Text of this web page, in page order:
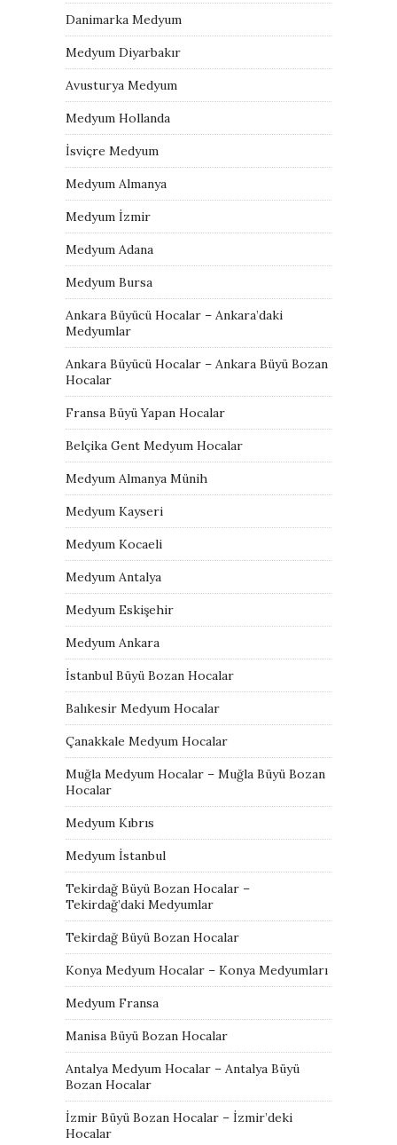
Danimarka Medyum
Medyum Diyarbakır
Avusturya Medyum
Medyum Hollanda
İsviçre Medyum
Medyum Almanya
Medyum İzmir
Medyum Adana
Medyum Bursa
Ankara Büyücü Hocalar – Ankara’daki
Medyumlar
Ankara Büyücü Hocalar – Ankara Büyü Bozan
Hocalar
Fransa Büyü Yapan Hocalar
Belçika Gent Medyum Hocalar
Medyum Almanya Münih
Medyum Kayseri
Medyum Kocaeli
Medyum Antalya
Medyum Eskişehir
Medyum Ankara
İstanbul Büyü Bozan Hocalar
Balıkesir Medyum Hocalar
Çanakkale Medyum Hocalar
Muğla Medyum Hocalar – Muğla Büyü Bozan
Hocalar
Medyum Kıbrıs
Medyum İstanbul
Tekirdağ Büyü Bozan Hocalar –
Tekirdağ’daki Medyumlar
Tekirdağ Büyü Bozan Hocalar
Konya Medyum Hocalar – Konya Medyumları
Medyum Fransa
Manisa Büyü Bozan Hocalar
Antalya Medyum Hocalar – Antalya Büyü
Bozan Hocalar
İzmir Büyü Bozan Hocalar – İzmir’deki
Hocalar